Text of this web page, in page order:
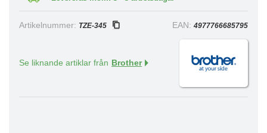
Artikelnummer: TZE-345 EAN: 4977766685795
Se liknande artiklar från Brother